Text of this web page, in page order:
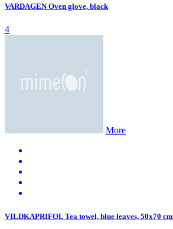
VARDAGEN Oven glove, black
4
More
VILDKAPRIFOL Tea towel, blue leaves, 50x70 cm